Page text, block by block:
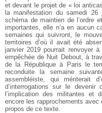
et devant le projet de « loi
la manifestation du samedi
schéma de maintien de l’ordre
importantes, elle n’a en aucun
semaines qui suivront, le
territoires d’où il avait été
janvier 2019 pourrait renvoyer
empêchée de Nuit Debout, à
de la République à Paris le
reconduite la semaine
assembléiste, qui mériterait
d’interrogations sur le
l’implication des militantes et
encore les rapprochements avec
propos de ce texte.